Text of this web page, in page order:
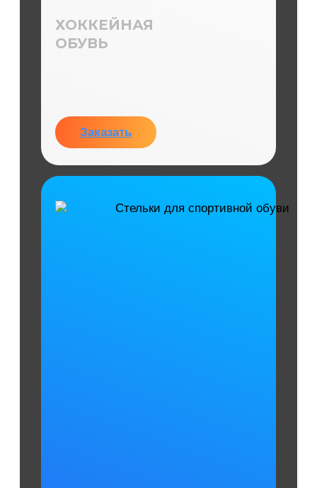
ХОККЕЙНАЯ
ОБУВЬ
Заказать